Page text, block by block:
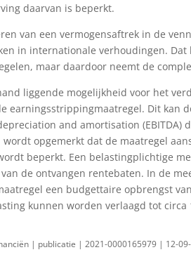
daarvan is beperkt.
van een vermogensaftrek in de
in internationale verhoudingen.
maar daardoor neemt de
liggende mogelijkheid voor het
earningsstrippingmaatregel. Dit kan
and amortisation
opgemerkt dat de maatregel
beperkt. Een belastingplichtige
de ontvangen rentebaten. In de
een budgettaire opbrengst
kunnen worden verlaagd tot circa
| publicatie | 2021-0000165979 | 12-